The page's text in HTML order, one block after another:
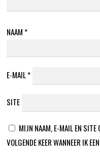
NAAM *
E-MAIL*
SITE
MIJN NAAM, E-MAIL EN SITE
VOLGENDE KEER WANNEER IK